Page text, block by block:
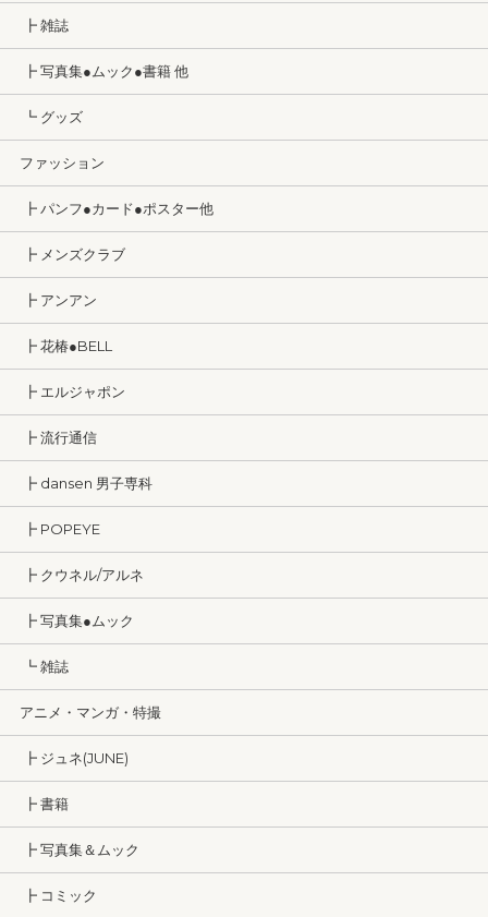
┣ 雑誌
┣ 写真集●ムック●書籍 他
┗ グッズ
ファッション
┣ パンフ●カード●ポスター他
┣ メンズクラブ
┣ アンアン
┣ 花椿●BELL
┣ エルジャポン
┣ 流行通信
┣ dansen 男子専科
┣ POPEYE
┣ クウネル/アルネ
┣ 写真集●ムック
┗ 雑誌
アニメ・マンガ・特撮
┣ ジュネ(JUNE)
┣ 書籍
┣ 写真集＆ムック
┣ コミック